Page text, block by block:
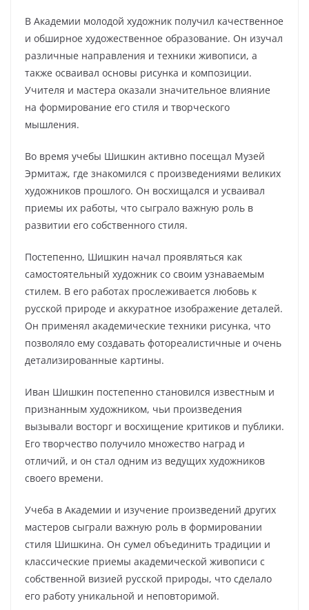
В Академии молодой художник получил качественное
и обширное художественное образование. Он изучал
различные направления и техники живописи, а
также осваивал основы рисунка и композиции.
Учителя и мастера оказали значительное влияние
на формирование его стиля и творческого
мышления.
Во время учебы Шишкин активно посещал Музей
Эрмитаж, где знакомился с произведениями великих
художников прошлого. Он восхищался и усваивал
приемы их работы, что сыграло важную роль в
развитии его собственного стиля.
Постепенно, Шишкин начал проявляться как
самостоятельный художник со своим узнаваемым
стилем. В его работах прослеживается любовь к
русской природе и аккуратное изображение деталей.
Он применял академические техники рисунка, что
позволяло ему создавать фотореалистичные и очень
детализированные картины.
Иван Шишкин постепенно становился известным и
признанным художником, чьи произведения
вызывали восторг и восхищение критиков и публики.
Его творчество получило множество наград и
отличий, и он стал одним из ведущих художников
своего времени.
Учеба в Академии и изучение произведений других
мастеров сыграли важную роль в формировании
стиля Шишкина. Он сумел объединить традиции и
классические приемы академической живописи с
собственной визией русской природы, что сделало
его работу уникальной и неповторимой.